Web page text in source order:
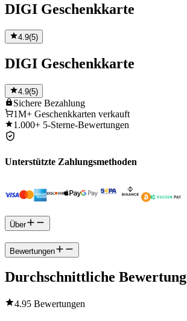
DIGI Geschenkkarte
4.9(5)
DIGI Geschenkkarte
4.9(5)
Sichere Bezahlung
1M+ Geschenkkarten verkauft
1.000+ 5-Sterne-Bewertungen
Unterstützte Zahlungsmethoden
Über
Bewertungen
Durchschnittliche Bewertung
4.95 Bewertungen